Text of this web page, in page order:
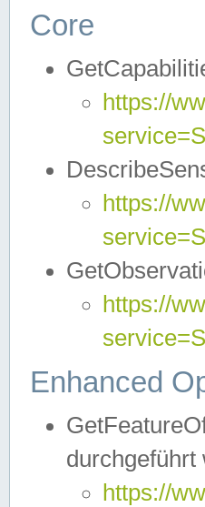
Core
https://
https://
https://
Enhanced
durchgeführt
https://